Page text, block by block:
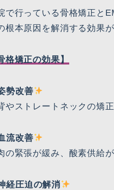
で行っている骨格矯正と
根本原因を解消する効果が
格矯正の効果】
勢改善
やストレートネックの矯
流改善
の緊張が緩み、酸素供給
経圧迫の解消